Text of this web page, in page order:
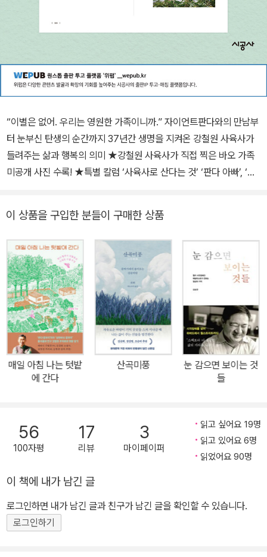
“이별은 없어. 우리는 영원한 가족이니까.” 자이언트판다와의 만남부
터 눈부신 탄생의 순간까지 37년간 생명을 지켜온 강철원 사육사가
들려주는 삶과 행복의 의미 ★강철원 사육사가 직접 찍은 바오 가족
미공개 사진 수록! ★특별 칼럼 ‘사육사로 산다는 것’ ‘판다 아빠’, ‘판
원 사육사는 매일 쓰고 기록한다. 37년간 야생동물을 돌봐 온 베테랑
사육사의 철칙이다. 그의 첫 본격 에세이 《나는 행복한 푸바오 할부지
입니다》는 그의 일기와 오랜 기록에서 시작되었다. 국내 최초 자이언
트판다인 밍밍과 리리 이야기부터 2016년 중국에서 아이바오와 러
바오를 만났던 순간, 그간 알려지지 않았던 아이바오, 러바오의 이름
에 얽힌 비하인드 스토리, 우리의 영원한 아기 판다 푸바오의 탄생 과
정과 아이바오와 함께한 극한 공동 육아기, 푸바오의 쌍둥이 동생들
인 루이바오와 후이바오의 명랑 성장기까지! 바오 가족을 위해 밤낮
없이 노력하는 강철원 사육사는 그만이 들려줄 수 있는 애틋하고 다
정한 이야기들을 책에 풀어냈다. 특히 2024년 4월, 새로운 여정을
가가 촬영한 바오 가족의 생생한 사진과 함께, 강철원 사육사가 직접
찍은 바오 가족의 사랑스러운 모습을 담은 미공개 사진도 담겨 있다.
또한 사육사를 꿈꾸는 사람들을 위해 특별 칼럼 세 편이 수록되어 있
든다. 많은 이들에게 존재만으로 희망과 위안을 주는 바오 가족과 이
들을 초밀착해 돌보는 사육사의 진솔한 이야기를 통해 깊은 울림과
가슴 뭉클해지는 진한 감동을 느낄 수 있을 것이다. “나와 함께하는
이 상품을 구입한 분들이 구매한 상품
매일 아침 나는 텃밭
에 간다
산곡미풍
눈 감으면 보이는 것
들
56
100자평
17
리뷰
3
마이페이퍼
읽고 싶어요 19명
읽고 있어요 6명
읽었어요 90명
이 책에 내가 남긴 글
로그인하면 내가 남긴 글과 친구가 남긴 글을 확인할 수 있습니다.
로그인하기